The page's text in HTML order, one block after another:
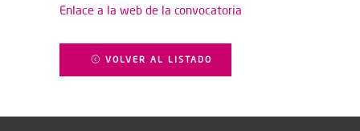
Enlace a la web de la convocatoria
VOLVER AL LISTADO